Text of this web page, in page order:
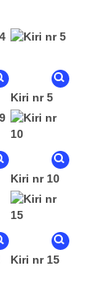
Kiri nr 5
Kiri nr 10
Kiri nr 15